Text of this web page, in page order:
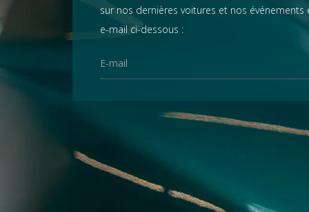
Chrysler
Citroën
sur nos dernières voitures et nos événements
e-mail ci-dessous :